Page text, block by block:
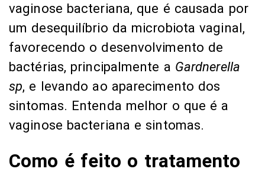
vaginose bacteriana, que é causada por
um desequilíbrio da microbiota vaginal,
favorecendo o desenvolvimento de
bactérias, principalmente a Gardnerella
sp, e levando ao aparecimento dos
sintomas. Entenda melhor o que é a
vaginose bacteriana e sintomas.
Como é feito o tratamento